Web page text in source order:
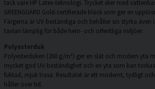
tack vare HP Latex-teknologi. Trycket sker med
GREENGUARD Gold-certifierade bläck som ger en
Färgerna är UV-beständiga och behåller sin styrka
tavlan lämplig för både hem- och offentliga miljöer.
Polyesterduk
Polyesterduken (260 g/m²) ger en slät och modern yta
mycket god UV-beständighet och en yta som kan
fuktad, mjuk trasa. Resultatet är ett modernt, tydligt
håller över tid.